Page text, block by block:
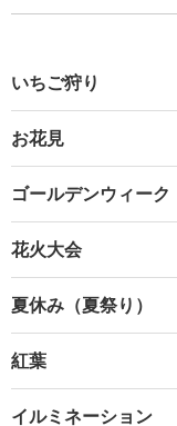
いちご狩り
お花見
ゴールデンウィーク
花火大会
夏休み（夏祭り）
紅葉
イルミネーション